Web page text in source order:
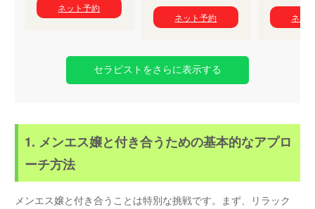
ネット予約
ネット予約 ネッ
セラピストをさらに表示する
1. メンエス嬢と付き合うための基本的なアプロ
ーチ方法
メンエス嬢と付き合うことは特別な挑戦です。まず、リラック